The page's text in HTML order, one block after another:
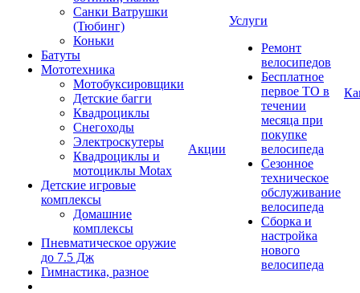
Санки Ватрушки
(Тюбинг)
Коньки
Батуты
Мототехника
Мотобуксировщики
Детские багги
Квадроциклы
Снегоходы
Электроскутеры
Квадроциклы и
мотоциклы Motax
Детские игровые
комплексы
Домашние
комплексы
Пневматическое оружие
до 7.5 Дж
Гимнастика, разное
Акции
Услуги
Ремонт
велосипедов
Бесплатное
первое ТО в
течении
месяца при
покупке
велосипеда
Сезонное
техническое
обслуживание
велосипеда
Сборка и
настройка
нового
велосипеда